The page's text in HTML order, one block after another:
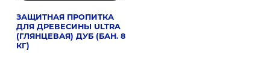
ЗАЩИТНАЯ ПРОПИТКА
ДЛЯ ДРЕВЕСИНЫ ULTRA
(ГЛЯНЦЕВАЯ) ДУБ (БАН. 8
КГ)